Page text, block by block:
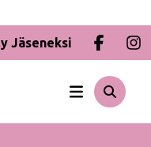
Jäseneksi